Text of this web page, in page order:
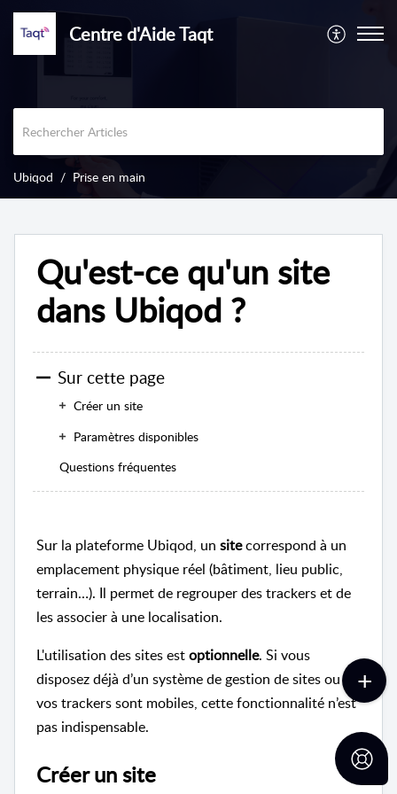
Centre d'Aide Taqt
Ubiqod Prise en main
Qu'est-ce qu'un site
dans Ubiqod ?
Sur cette page
Créer un site
Paramètres disponibles
Questions fréquentes
Sur la plateforme Ubiqod, un sitecorrespond à un
emplacement physique réel (bâtiment, lieu public,
terrain…). Il permet de regrouper des trackers et de
les associer à une localisation.
L'utilisation des sites estoptionnelle. Si vous
disposez déjà d’un système de gestion de sites ou si
vos trackers sont mobiles, cette fonctionnalité n’est
pas indispensable.
Créer un site